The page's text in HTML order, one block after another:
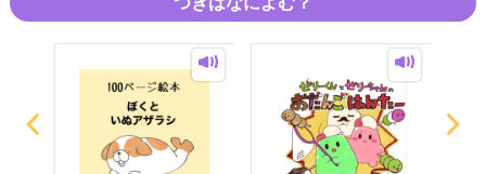
つぎはなによむ？